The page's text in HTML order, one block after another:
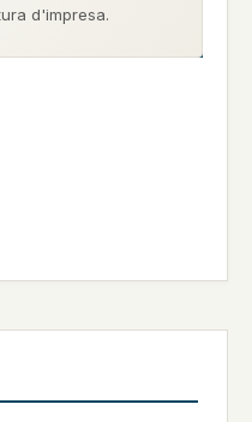
d'impresa.